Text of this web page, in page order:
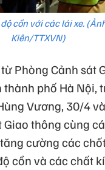
cồn với các lái xe.
Kiên/TTXVN)
Phòng Cảnh sát
thành phố Hà Nội,
Vương, 30/4
Giao thông cùng
cường các
cồn và các chất